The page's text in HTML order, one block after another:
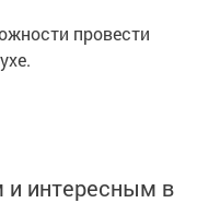
провести
интересным в